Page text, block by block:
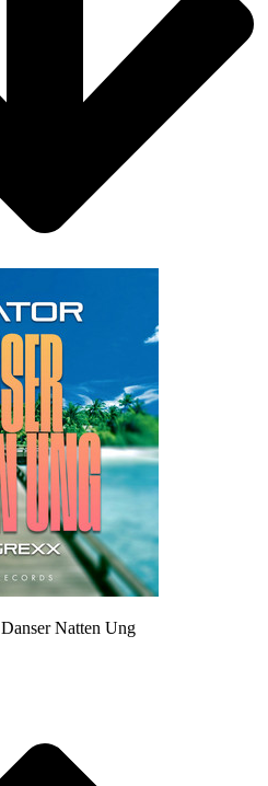
Danser Natten Ung